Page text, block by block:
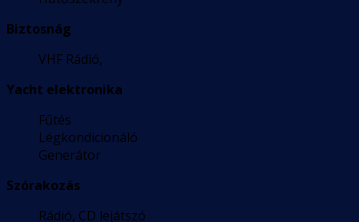
Biztosnág
VHF Rádió,
Yacht elektronika
Fűtés
Légkondicionáló
Generátor
Szórakozás
Rádió, CD lejátszó